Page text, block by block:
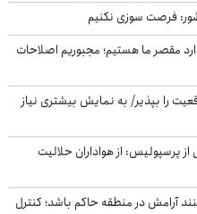
فرصت سوزی نکنیم
مقصر ما هستیم؛ مجبوریم اصلاحات
را بپذیر/ به نمایش بیشتری نیاز
پرسپولیس: از هواداران حلالیت
آرامش در منطقه حاکم باشد؛ کنترل